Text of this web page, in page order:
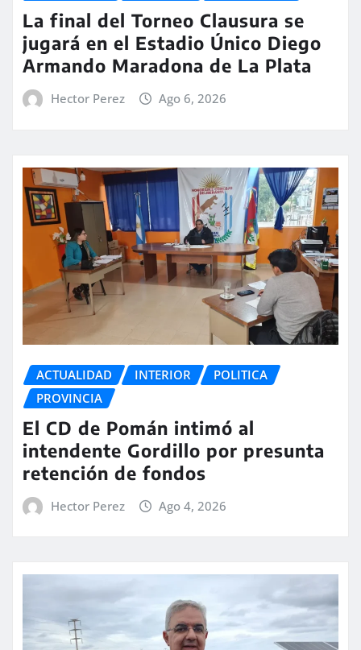
La final del Torneo Clausura se
jugará en el Estadio Único Diego
Armando Maradona de La Plata
Hector Perez Ago 6, 2026
ACTUALIDAD INTERIOR
POLITICA
PROVINCIA
El CD de Pomán intimó al
intendente Gordillo por presunta
retención de fondos
Hector Perez Ago 4, 2026